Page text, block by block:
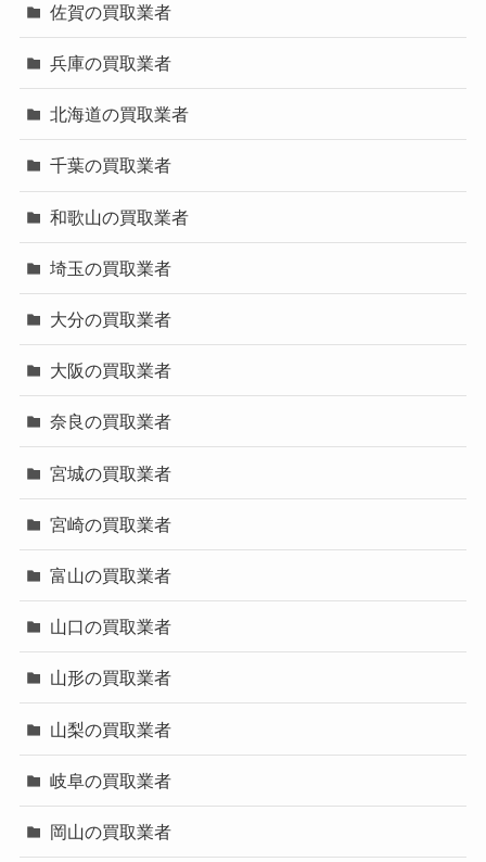
佐賀の買取業者
兵庫の買取業者
北海道の買取業者
千葉の買取業者
和歌山の買取業者
埼玉の買取業者
大分の買取業者
大阪の買取業者
奈良の買取業者
宮城の買取業者
宮崎の買取業者
富山の買取業者
山口の買取業者
山形の買取業者
山梨の買取業者
岐阜の買取業者
岡山の買取業者